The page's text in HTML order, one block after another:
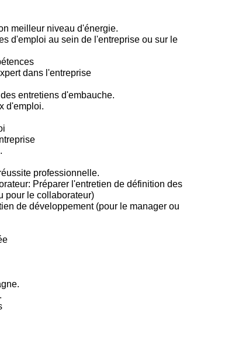
meilleur niveau d'énergie.
d'emploi au sein de l'entreprise ou sur le
dans l'entreprise
entretiens d'embauche.
d'emploi.
professionnelle.
Préparer l'entretien de définition des
pour le collaborateur)
de développement (pour le manager ou